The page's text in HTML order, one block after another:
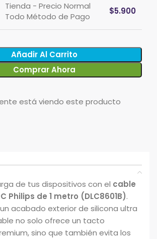
Tienda - Precio Normal
Todo Método de Pago
$5.900
Añadir Al Carrito
Comprar Ahora
está viendo este producto
de tus dispositivos con el cable
Philips de 1 metro (DLC8601B).
acabado exterior de silicona ultra
no solo ofrece un tacto
sino que también evita los